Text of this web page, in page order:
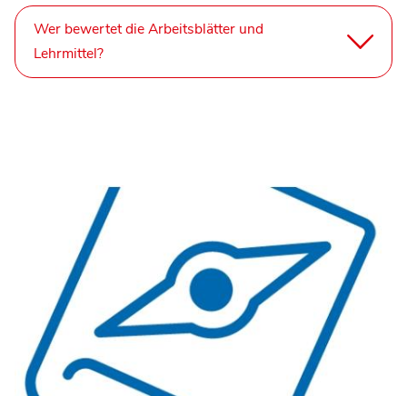
Wer bewertet die Arbeitsblätter und
Lehrmittel?